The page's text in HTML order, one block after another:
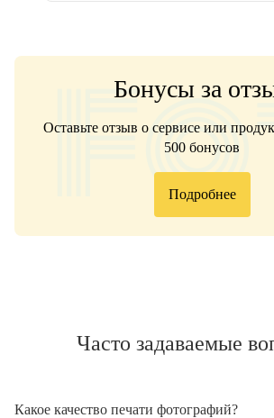
Бонусы за
Оставьте отзыв о сервисе или
500 бонусов
Подробнее
Часто задаваемые
Какое качество печати фотографий?